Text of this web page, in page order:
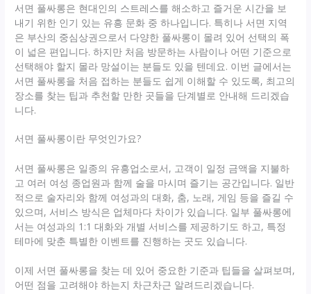
서면 풀싸롱은 현대인의 스트레스를 해소하고 즐거운 시간을 보
내기 위한 인기 있는 유흥 문화 중 하나입니다. 특히나 서면 지역
은 부산의 중심상권으로서 다양한 풀싸롱이 몰려 있어 선택의 폭
이 넓은 편입니다. 하지만 처음 방문하는 사람이나 어떤 기준으로
선택해야 할지 몰라 망설이는 분들도 있을 텐데요. 이번 글에서는
서면 풀싸롱을 처음 접하는 분들도 쉽게 이해할 수 있도록, 최고의
장소를 찾는 팁과 추천할 만한 곳들을 단계별로 안내해 드리겠습
니다.
서면 풀싸롱이란 무엇인가요?
서면 풀싸롱은 일종의 유흥업소로서, 고객이 일정 금액을 지불하
고 여러 여성 종업원과 함께 술을 마시며 즐기는 공간입니다. 일반
적으로 술자리와 함께 여성과의 대화, 춤, 노래, 게임 등을 즐길 수
있으며, 서비스 방식은 업체마다 차이가 있습니다. 일부 풀싸롱에
서는 여성과의 1:1 대화와 개별 서비스를 제공하기도 하고, 특정
테마에 맞춘 특별한 이벤트를 진행하는 곳도 있습니다.
이제 서면 풀싸롱을 찾는 데 있어 중요한 기준과 팁들을 살펴보며,
어떤 점을 고려해야 하는지 차근차근 알려드리겠습니다.